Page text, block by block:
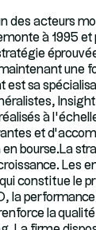
des acteurs
à 1995
une
est sa
à
et
bourse.La
Les
constitue le
la
la